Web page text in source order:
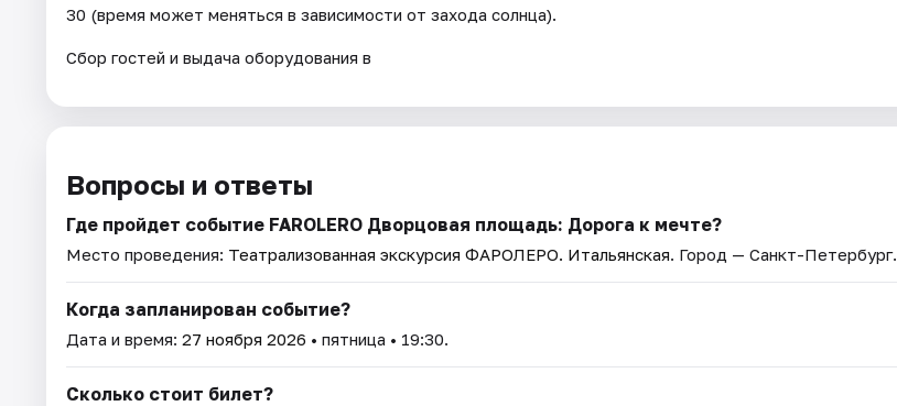
30 (время может меняться в зависимости от захода солнца).
Сбор гостей и выдача оборудования в
Вопросы и ответы
Где пройдет событие FAROLERO Дворцовая площадь: Дорога к мечте?
Место проведения: Театрализованная экскурсия ФАРОЛЕРО. Итальянская. Город — Санкт-Петербург.
Когда запланирован событие?
Дата и время: 27 ноября 2026 • пятница • 19:30.
Сколько стоит билет?